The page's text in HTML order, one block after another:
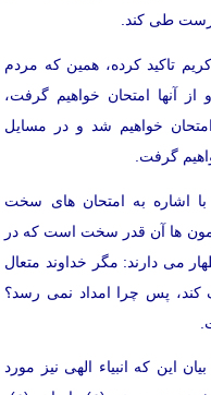
طی کند.
تاکید کرده، همین که مردم
از آنها امتحان خواهیم گرفت،
خواهیم شد و در مسایل
گرفت.
اشاره به امتحان های سخت
ها آن قدر سخت است که در
می دارند: مگر خداوند متعال
کند، پس چرا امداد نمی رسد؟
این که انبیاء الهی نیز مورد